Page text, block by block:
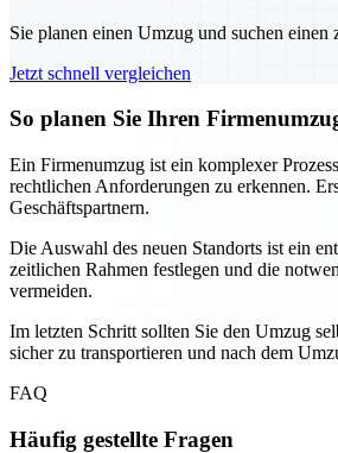
Sie planen einen Umzug und suchen
Jetzt schnell vergleichen
So planen Sie Ihren
Ein Firmenumzug ist ein komplexer
rechtlichen Anforderungen zu erkennen.
Geschäftspartnern.
Die Auswahl des neuen Standorts ist ein
zeitlichen Rahmen festlegen und die
vermeiden.
Im letzten Schritt sollten Sie den Umzug
sicher zu transportieren und nach dem
FAQ
Häufig gestellte Fragen